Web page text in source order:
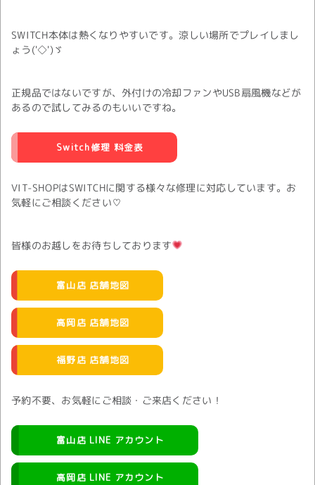
SWITCH本体は熱くなりやすいです。涼しい場所でプレイしまし
ょう('◇')ゞ
正規品ではないですが、外付けの冷却ファンやUSB扇風機などが
あるので試してみるのもいいですね。
Switch修理 料金表
VIT-SHOPはSWITCHに関する様々な修理に対応しています。お
気軽にご相談ください♡
皆様のお越しをお待ちしております
富山店 店舗地図
高岡店 店舗地図
福野店 店舗地図
予約不要、お気軽にご相談・ご来店ください！
富山店 LINE アカウント
高岡店 LINE アカウント